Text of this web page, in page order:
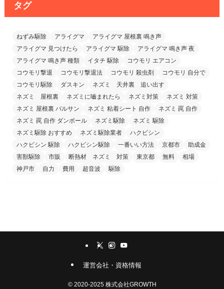
タグ
ねずみ駆除 アライグマ
アライグマ 屋根裏 鳴き声
アライグマ 見つけたら
アライグマ 駆除
アライグマ 鳴き声 夜
アライグマ 鳴き声 種類
イタチ 駆除
コウモリ エアコン
コウモリ撃退
コウモリ撃退法 コウモリ 殺虫剤
コウモリ 自分で
コウモリ駆除
ダスキン
ネズミ 天井裏 追い出す
ネズミ 屋根裏
ネズミに嚙まれたら ネズミ対策
ネズミ 対策
ネズミ 屋根裏 バルサン
ネズミ 粘着シート 自作
ネズミ 罠 自作
ネズミ 罠 自作 ダンボール
ネズミ駆除
ネズミ 駆除
ネズミ駆除 おすすめ
ネズミ駆除業者
ハクビシン
ハクビシン 駆除
ハクビシン駆除 一番いい方法 京都市
助成金
害獣駆除
市販 断熱材 ネズミ 対策 東京都 無料
相場
神戸市
自力 費用 超音波 駆除
運営会社・資格情報
©2020-2025 株式会社GROWTH